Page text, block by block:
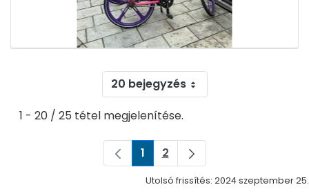
20 bejegyzés
1 - 20 / 25 tétel megjelenítése.
Oldal
1 Oldal
2
Utolsó frissítés: 2024 szeptember 25.